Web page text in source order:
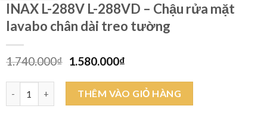
INAX L-288V L-288VD – Chậu rửa mặt
lavabo chân dài treo tường
1.740.000₫ Giá
là:
1.740.000₫.
1.580.000₫Giá
tại
là:
1.580.000₫.
INAX L-288V L-288VD - Chậu rửa mặt lavabo chân dài treo
THÊM VÀO GIỎ HÀNG